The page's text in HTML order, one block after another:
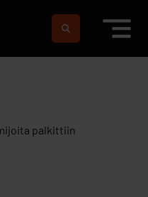
palkittiin